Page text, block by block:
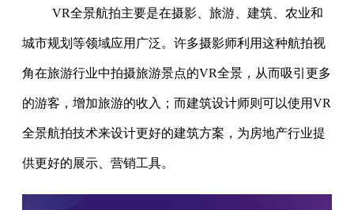
VR全景航拍主要是在摄影、旅游、建筑、农业和
城市规划等领域应用广泛。许多摄影师利用这种航拍视
角在旅游行业中拍摄旅游景点的VR全景，从而吸引更多
的游客，增加旅游的收入；而建筑设计师则可以使用VR
全景航拍技术来设计更好的建筑方案，为房地产行业提
供更好的展示、营销工具。